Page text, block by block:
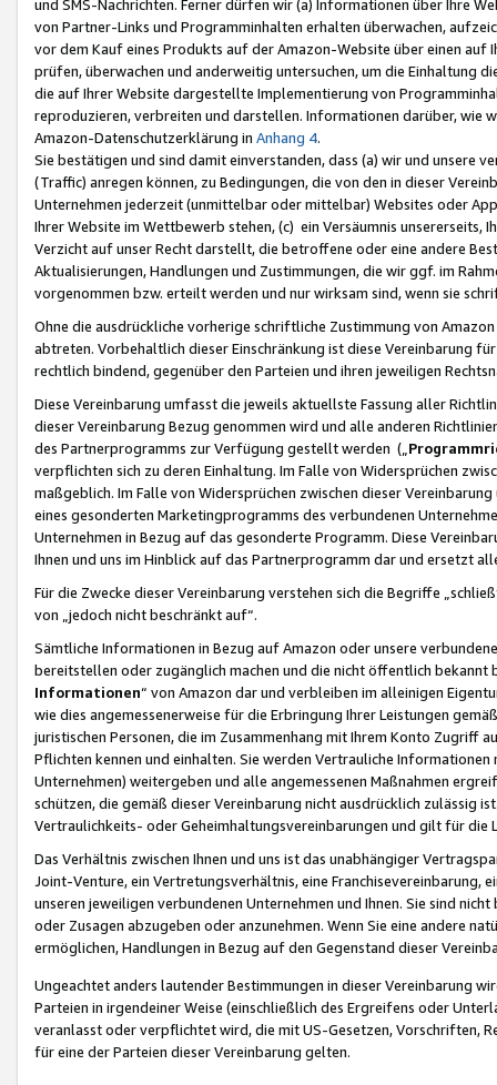
und SMS-Nachrichten. Ferner dürfen wir (a) Informationen über Ihre
von Partner-Links und Programminhalten erhalten überwachen,
vor dem Kauf eines Produkts auf der Amazon-Website über einen
prüfen, überwachen und anderweitig untersuchen, um die Einhaltung
die auf Ihrer Website dargestellte Implementierung von
reproduzieren, verbreiten und darstellen. Informationen darüber, wie
Amazon-Datenschutzerklärung in Anhang 4.
Sie bestätigen und sind damit einverstanden, dass (a) wir und
(Traffic) anregen können, zu Bedingungen, die von den in dieser
Unternehmen jederzeit (unmittelbar oder mittelbar) Websites oder
Ihrer Website im Wettbewerb stehen, (c) ein Versäumnis unsererseits,
Verzicht auf unser Recht darstellt, die betroffene oder eine andere
Aktualisierungen, Handlungen und Zustimmungen, die wir ggf. im
vorgenommen bzw. erteilt werden und nur wirksam sind, wenn sie
Ohne die ausdrückliche vorherige schriftliche Zustimmung von
abtreten. Vorbehaltlich dieser Einschränkung ist diese Vereinbarung
rechtlich bindend, gegenüber den Parteien und ihren jeweiligen
Diese Vereinbarung umfasst die jeweils aktuellste Fassung aller
dieser Vereinbarung Bezug genommen wird und alle anderen
des Partnerprogramms zur Verfügung gestellt werden („
verpflichten sich zu deren Einhaltung. Im Falle von Widersprüchen
maßgeblich. Im Falle von Widersprüchen zwischen dieser
eines gesonderten Marketingprogramms des verbundenen
Unternehmen in Bezug auf das gesonderte Programm. Diese
Ihnen und uns im Hinblick auf das Partnerprogramm dar und ersetzt
Für die Zwecke dieser Vereinbarung verstehen sich die Begriffe
von „jedoch nicht beschränkt auf“.
Sämtliche Informationen in Bezug auf Amazon oder unsere
bereitstellen oder zugänglich machen und die nicht öffentlich
Informationen“ von Amazon dar und verbleiben im alleinigen
wie dies angemessenerweise für die Erbringung Ihrer Leistungen
juristischen Personen, die im Zusammenhang mit Ihrem Konto
Pflichten kennen und einhalten. Sie werden Vertrauliche
Unternehmen) weitergeben und alle angemessenen Maßnahmen
schützen, die gemäß dieser Vereinbarung nicht ausdrücklich zulässig
Vertraulichkeits- oder Geheimhaltungsvereinbarungen und gilt für die
Das Verhältnis zwischen Ihnen und uns ist das unabhängiger
Joint-Venture, ein Vertretungsverhältnis, eine Franchisevereinbarung,
unseren jeweiligen verbundenen Unternehmen und Ihnen. Sie sind
oder Zusagen abzugeben oder anzunehmen. Wenn Sie eine andere
ermöglichen, Handlungen in Bezug auf den Gegenstand dieser
Ungeachtet anders lautender Bestimmungen in dieser Vereinbarung
Parteien in irgendeiner Weise (einschließlich des Ergreifens oder
veranlasst oder verpflichtet wird, die mit US-Gesetzen, Vorschriften,
für eine der Parteien dieser Vereinbarung gelten.